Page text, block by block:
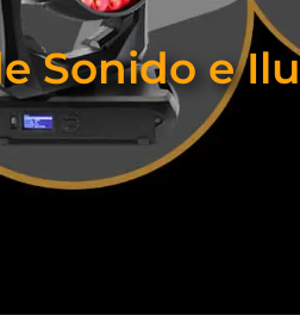
Sonido e